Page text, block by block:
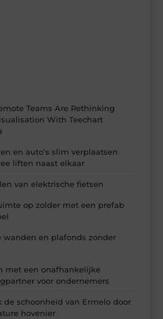
Teams Are Rethinking
With Teechart
en auto’s slim verplaatsen
liften naast elkaar
van elektrische fietsen
op zolder met een prefab
wanden en plafonds zonder
met een onafhankelijke
voor ondernemers
de schoonheid van Ermelo door
hovenier